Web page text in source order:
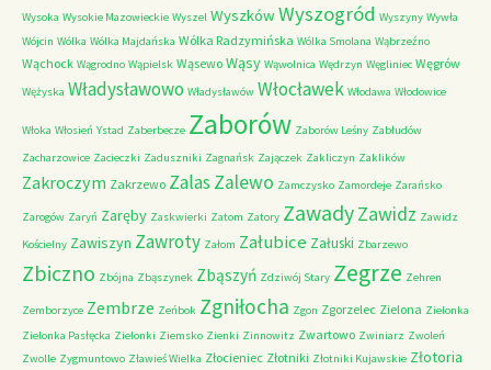
Wysoka Wysokie Mazowieckie Wyszel WyszkówWyszogród Wyszyny Wywła
Wójcin Wólka Wólka Majdańska Wólka Radzymińska Wólka Smolana Wąbrzeźno
Wąchock Wągrodno Wąpielsk Wąsewo Wąsy Wąwolnica Wędrzyn Węgliniec Węgrów
Wężyska Władysławowo Władysławów Włocławek Włodawa Włodowice
Włoka Włosień Ystad Zaberbecze Zaborów Zaborów Leśny Zabłudów
Zacharzowice Zacieczki Zaduszniki Zagnańsk Zajączek Zakliczyn Zaklików
Zakroczym Zakrzewo ZalasZalewo Zamczysko Zamordeje Zarańsko
Zarogów Zaryń Zaręby Zaskwierki Zatom Zatory ZawadyZawidz Zawidz
Kościelny Zawiszyn Zawroty Załom Załubice Załuski Zbarzewo
Zbiczno Zbójna Zbąszynek Zbąszyń Zdziwój Stary Zegrze Zehren
Zemborzyce Zembrze Zeńbok Zgniłocha Zgon Zgorzelec Zielona Zielonka
Zielonka Pasłęcka Zielonki Ziemsko Zienki Zinnowitz Zwartowo Zwiniarz Zwoleń
Zwolle Zygmuntowo Zławieś Wielka Złocieniec Złotniki Złotniki Kujawskie Złotoria